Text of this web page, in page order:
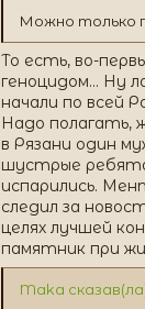
Можно только
То есть, во-
геноцидом... Ну
начали по всей
Надо полагать,
в Рязани один
шустрые
испарились.
следил за
целях лучшей
памятник при
Maka